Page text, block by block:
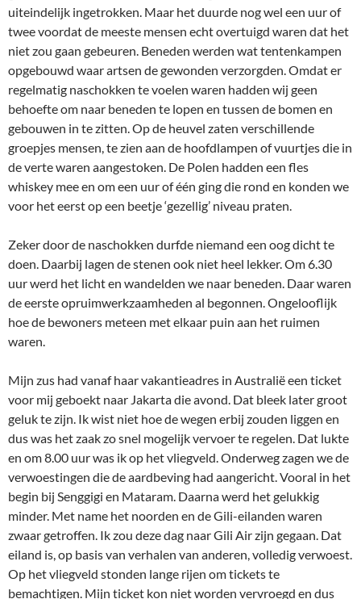
uiteindelijk ingetrokken. Maar het duurde nog wel een uur of
twee voordat de meeste mensen echt overtuigd waren dat het
niet zou gaan gebeuren. Beneden werden wat tentenkampen
opgebouwd waar artsen de gewonden verzorgden. Omdat er
regelmatig naschokken te voelen waren hadden wij geen
behoefte om naar beneden te lopen en tussen de bomen en
gebouwen in te zitten. Op de heuvel zaten verschillende
groepjes mensen, te zien aan de hoofdlampen of vuurtjes die in
de verte waren aangestoken. De Polen hadden een fles
whiskey mee en om een uur of één ging die rond en konden we
voor het eerst op een beetje ‘gezellig’ niveau praten.
Zeker door de naschokken durfde niemand een oog dicht te
doen. Daarbij lagen de stenen ook niet heel lekker. Om 6.30
uur werd het licht en wandelden we naar beneden. Daar waren
de eerste opruimwerkzaamheden al begonnen. Ongelooflijk
hoe de bewoners meteen met elkaar puin aan het ruimen
waren.
Mijn zus had vanaf haar vakantieadres in Australië een ticket
voor mij geboekt naar Jakarta die avond. Dat bleek later groot
geluk te zijn. Ik wist niet hoe de wegen erbij zouden liggen en
dus was het zaak zo snel mogelijk vervoer te regelen. Dat lukte
en om 8.00 uur was ik op het vliegveld. Onderweg zagen we de
verwoestingen die de aardbeving had aangericht. Vooral in het
begin bij Senggigi en Mataram. Daarna werd het gelukkig
minder. Met name het noorden en de Gili-eilanden waren
zwaar getroffen. Ik zou deze dag naar Gili Air zijn gegaan. Dat
eiland is, op basis van verhalen van anderen, volledig verwoest.
Op het vliegveld stonden lange rijen om tickets te
bemachtigen. Mijn ticket kon niet worden vervroegd en dus